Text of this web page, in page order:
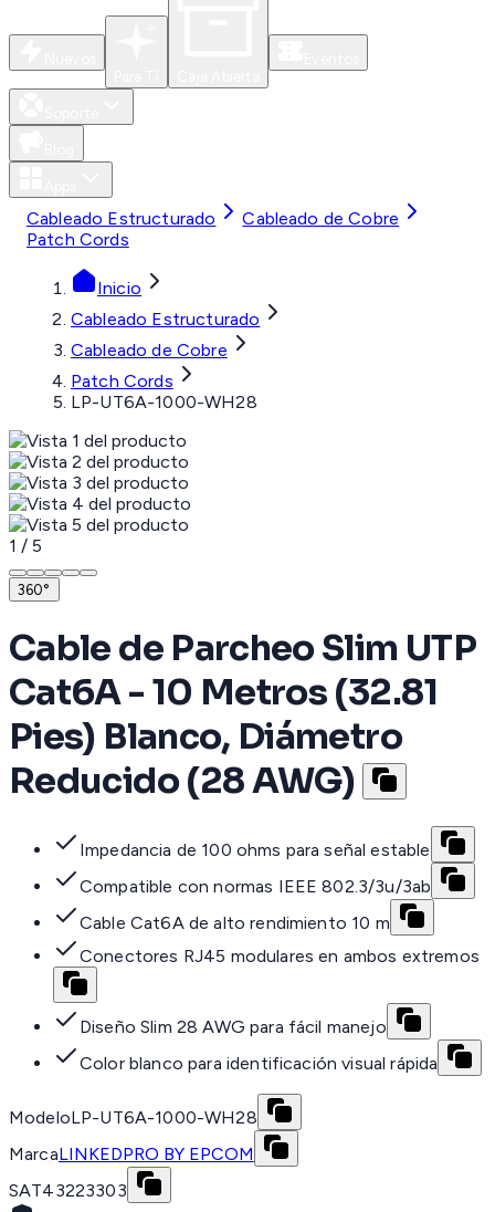
Cableado Estructurado
Cableado de Cobre
Patch Cords
Inicio
Cableado Estructurado
Cableado de Cobre
Patch Cords
LP-UT6A-1000-WH28
1 / 5
360°
Cable de Parcheo Slim UTP
Cat6A - 10 Metros (32.81
Pies) Blanco, Diámetro
Reducido (28 AWG)
Impedancia de 100 ohms para señal estable
Compatible con normas IEEE 802.3/3u/3ab
Cable Cat6A de alto rendimiento 10 m
Conectores RJ45 modulares en ambos extremos
Diseño Slim 28 AWG para fácil manejo
Color blanco para identificación visual rápida
ModeloLP-UT6A-1000-WH28
MarcaLINKEDPRO BY EPCOM
SAT43223303